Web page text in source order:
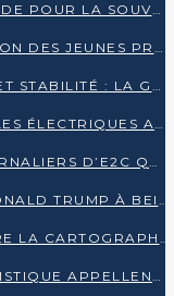
BAD 2026 : LUDOVIC NGATSÉ PLAIDE POUR LA SOUVERAINETÉ FINANCIÈRE AFRICAINE
AUBEVILLE : LE CENTRE D’INSERTION DES JEUNES PRÊT À OUVRIR SES PORTES
INFRASTRUCTURES, CROISSANCE ET STABILITÉ : LA GUINÉE AFFÛTE SES AMBITIONS
E2C CONDAMNE LE VOL DES CÂBLES ÉLECTRIQUES APRÈS UNE VIDÉO VIRALE
LA COLÈRE MONTE CHEZ LES JOURNALIERS D’E2C QUI DÉNONCENT 20 ANS DE PRÉCARITÉ
XI JINPING S’ENTRETIENT AVEC DONALD TRUMP À BEIJING
NUMÉRIQUE : LE CONGO ACCÉLÈRE LA CARTOGRAPHIE DE SES INFRASTRUCTURES DIGITALES
CEMAC : LES EXPERTS DE LA STATISTIQUE APPELLENT À RENFORCER LA SÉCURISATION DES DONNÉES